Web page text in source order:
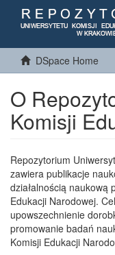
DSpace Home
O
Komisji
Repozytorium
zawiera publikacje
działalnością naukową
Edukacji Narodowej.
upowszechnienie
promowanie badań
Komisji Edukacji